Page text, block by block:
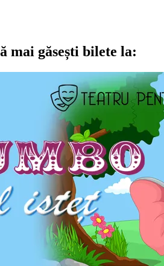
mai găsești bilete la: